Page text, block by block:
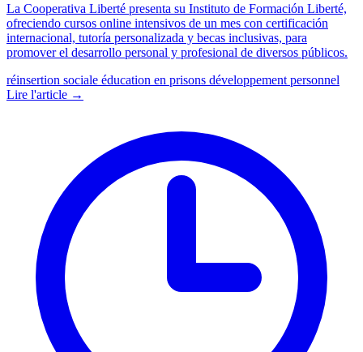
La Cooperativa Liberté presenta su Instituto de Formación Liberté,
ofreciendo cursos online intensivos de un mes con certificación
internacional, tutoría personalizada y becas inclusivas, para
promover el desarrollo personal y profesional de diversos públicos.
réinsertion sociale éducation en prisons développement personnel
Lire l'article →